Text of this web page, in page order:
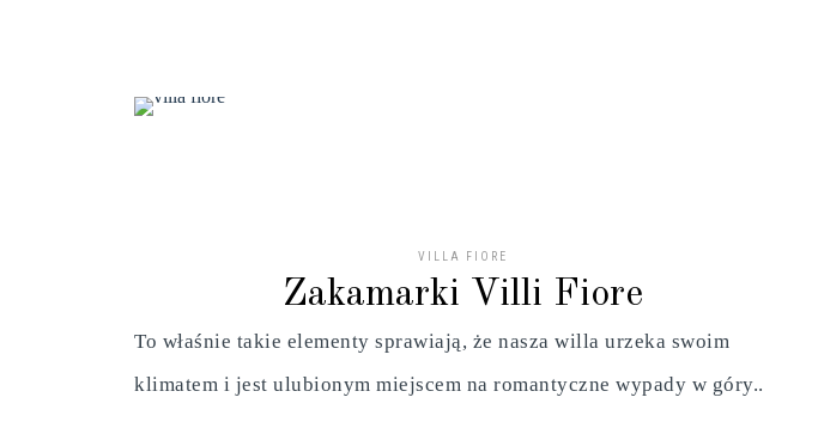
VILLA FIORE
Zakamarki Villi Fiore
To właśnie takie elementy sprawiają, że nasza willa urzeka swoim
klimatem i jest ulubionym miejscem na romantyczne wypady w góry..